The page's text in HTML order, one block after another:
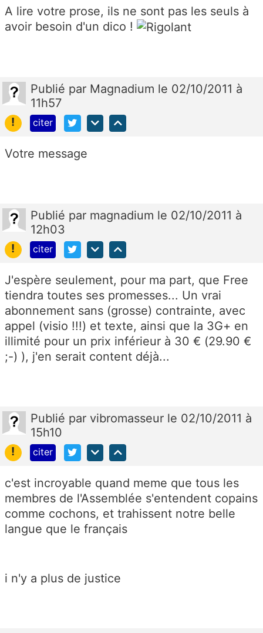
A lire votre prose, ils ne sont pas les seuls à
avoir besoin d'un dico !
Publié par Magnadium le 02/10/2011 à
11h57
!
citer
Votre message
Publié par magnadium le 02/10/2011 à
12h03
!
citer
J'espère seulement, pour ma part, que Free
tiendra toutes ses promesses... Un vrai
abonnement sans (grosse) contrainte, avec
appel (visio !!!) et texte, ainsi que la 3G+ en
illimité pour un prix inférieur à 30 € (29.90 €
;-) ), j'en serait content déjà...
Publié par vibromasseur le 02/10/2011 à
15h10
!
citer
c'est incroyable quand meme que tous les
membres de l'Assemblée s'entendent copains
comme cochons, et trahissent notre belle
langue que le français
i n'y a plus de justice